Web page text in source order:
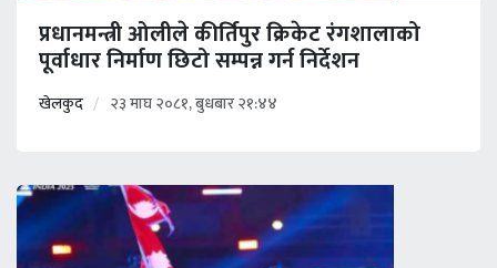
प्रधानमन्त्री ओलीले कीर्तिपुर क्रिकेट रंगशालाको
पूर्वाधार निर्माण छिटो सम्पन्न गर्न निर्देशन
खेलकुद २३ माघ २०८१, बुधबार २१:४४